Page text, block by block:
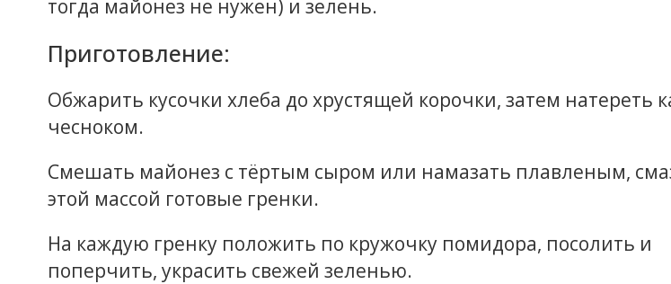
тогда майонез не нужен) и зелень.
Приготовление:
Обжарить кусочки хлеба до хрустящей корочки, затем натереть
чесноком.
Смешать майонез с тёртым сыром или намазать плавленым,
этой массой готовые гренки.
На каждую гренку положить по кружочку помидора, посолить и
поперчить, украсить свежей зеленью.